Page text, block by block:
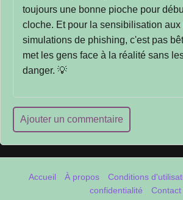
toujours une bonne pioche pour
cloche. Et pour la sensibilisation aux
simulations de phishing, c'est pas
met les gens face à la réalité sans
danger. 💡
Ajouter un commentaire
Accueil À propos Conditions
confidentialité
Contact